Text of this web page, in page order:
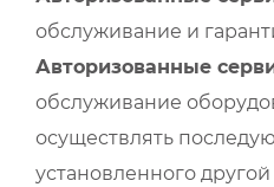
обслуживание и
Авторизованные
обслуживание
осуществлять
установленного